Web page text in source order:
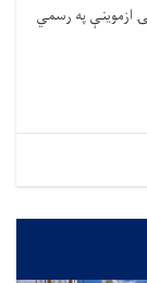
وروستۍ ازموینې په رسمي